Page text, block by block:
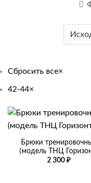
Сбросить все×
42-44×
Брюки
(модель ТНЦ
2 300 ₽